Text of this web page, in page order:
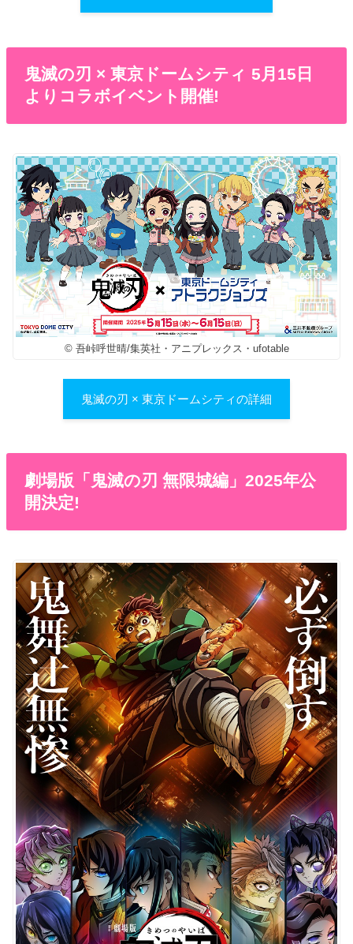
鬼滅の刃 × 東京ドームシティ 5月15日
よりコラボイベント開催!
© 吾峠呼世晴/集英社・アニプレックス・ufotable
鬼滅の刃 × 東京ドームシティの詳細
劇場版「鬼滅の刃 無限城編」2025年公
開決定!